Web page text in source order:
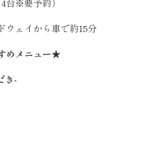
台※要予約）
ウェイから車で約15分
めメニュー★
き‐